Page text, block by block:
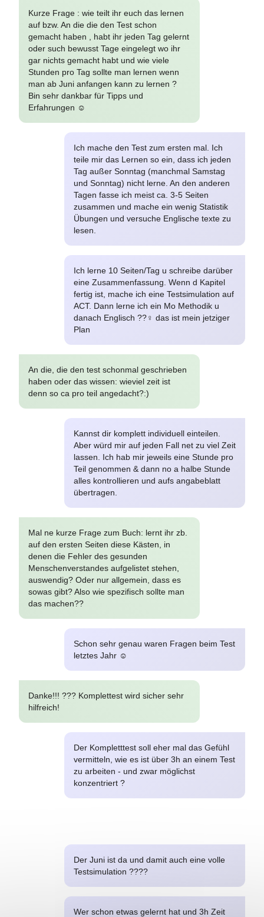
Kurze Frage : wie teilt ihr euch das lernen
auf bzw. An die die den Test schon
gemacht haben , habt ihr jeden Tag gelernt
oder such bewusst Tage eingelegt wo ihr
gar nichts gemacht habt und wie viele
Stunden pro Tag sollte man lernen wenn
man ab Juni anfangen kann zu lernen ?
Bin sehr dankbar für Tipps und
Erfahrungen ☺️
Ich mache den Test zum ersten mal. Ich
teile mir das Lernen so ein, dass ich jeden
Tag außer Sonntag (manchmal Samstag
und Sonntag) nicht lerne. An den anderen
Tagen fasse ich meist ca. 3-5 Seiten
zusammen und mache ein wenig Statistik
Übungen und versuche Englische texte zu
lesen.
Ich lerne 10 Seiten/Tag u schreibe darüber
eine Zusammenfassung. Wenn d Kapitel
fertig ist, mache ich eine Testsimulation auf
ACT. Dann lerne ich ein Mo Methodik u
danach Englisch ??‍♀️ das ist mein jetziger
Plan
An die, die den test schonmal geschrieben
haben oder das wissen: wieviel zeit ist
denn so ca pro teil angedacht?:)
Kannst dir komplett individuell einteilen.
Aber würd mir auf jeden Fall net zu viel Zeit
lassen. Ich hab mir jeweils eine Stunde pro
Teil genommen & dann no a halbe Stunde
alles kontrollieren und aufs angabeblatt
übertragen.
Mal ne kurze Frage zum Buch: lernt ihr zb.
auf den ersten Seiten diese Kästen, in
denen die Fehler des gesunden
Menschenverstandes aufgelistet stehen,
auswendig? Oder nur allgemein, dass es
sowas gibt? Also wie spezifisch sollte man
das machen??
Schon sehr genau waren Fragen beim Test
letztes Jahr ☺️
Danke!!! ??? Komplettest wird sicher sehr
hilfreich!
Der Kompletttest soll eher mal das Gefühl
vermitteln, wie es ist über 3h an einem Test
zu arbeiten - und zwar möglichst
konzentriert ?
Der Juni ist da und damit auch eine volle
Testsimulation ????
Wer schon etwas gelernt hat und 3h Zeit